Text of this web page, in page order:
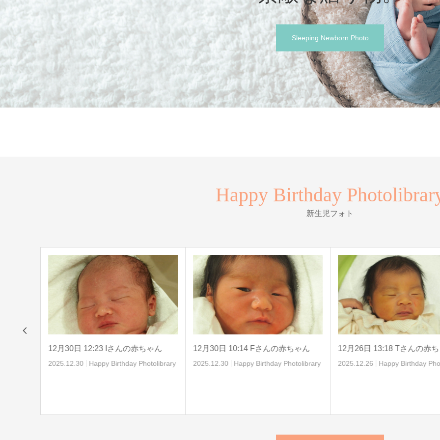
Sleeping Newborn Photo
Happy Birthday
新生児フォト
12月30日 12:23 Iさんの赤ちゃん
2025.12.30 Happy Birthday Photolibrary
12月30日 10:14 Fさんの赤ちゃん
2025.12.30 Happy Birthday Photolibrary
12月26日 13:18 Tさんの赤
2025.12.26 Happy Birthday